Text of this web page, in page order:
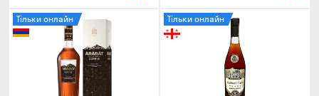
Тільки онлайн Тільки онлайн